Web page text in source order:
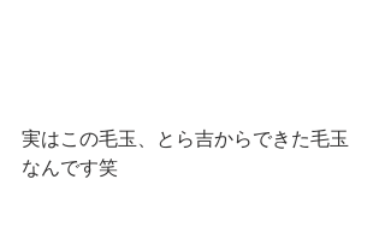
実はこの毛玉、とら吉からできた毛玉
なんです笑